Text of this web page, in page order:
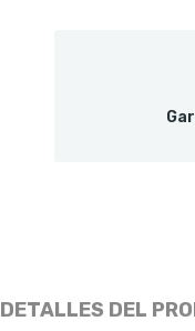
DETALLES DEL